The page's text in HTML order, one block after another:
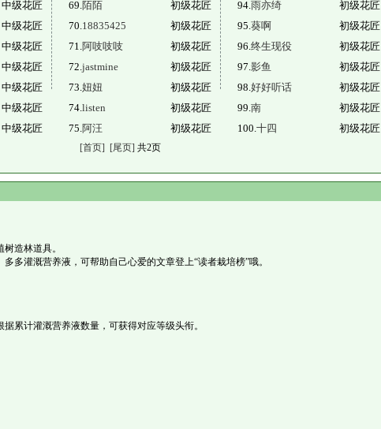
中级花匠
中级花匠
中级花匠
中级花匠
中级花匠
中级花匠
中级花匠
69.陌陌
初级花匠
70.18835425
初级花匠
71.阿吱吱吱
初级花匠
72.jastmine
初级花匠
73.妞妞
初级花匠
74.listen
初级花匠
75.阿汪 初级花匠
94.雨亦绮
初级花匠
95.葵啊
初级花匠
96.终生现役
初级花匠
97.影鱼
初级花匠
98.好好听话
初级花匠
99.南
初级花匠
100.十四 初级花匠
[首页] [尾页] 共2页
造林道具。
多灌溉营养液，可帮助自己心爱的文章登上“读者栽培榜”哦。
累计灌溉营养液数量，可获得对应等级头衔。